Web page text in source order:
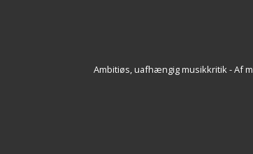
Ambitiøs, uafhængig musikkritik - Af